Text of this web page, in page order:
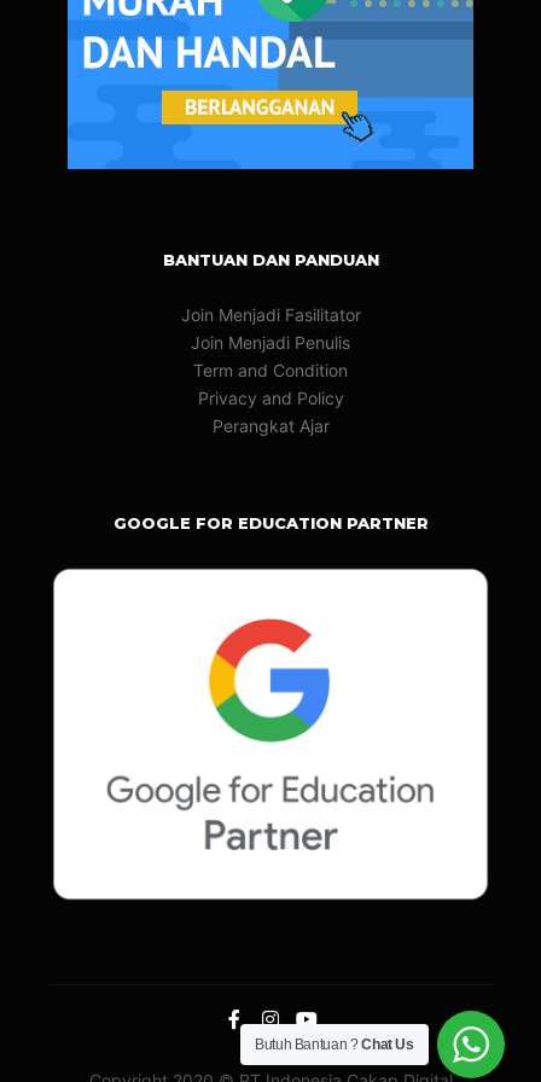
BANTUAN DAN PANDUAN
Join Menjadi Fasilitator
Join Menjadi Penulis
Term and Condition
Privacy and Policy
Perangkat Ajar
GOOGLE FOR EDUCATION PARTNER
Butuh Bantuan ?Chat Us